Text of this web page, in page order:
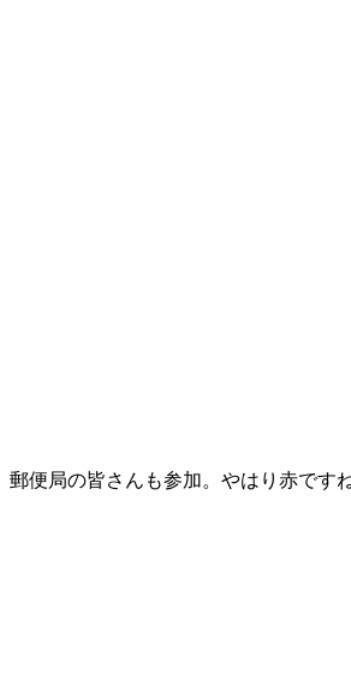
郵便局の皆さんも参加。やはり赤ですね